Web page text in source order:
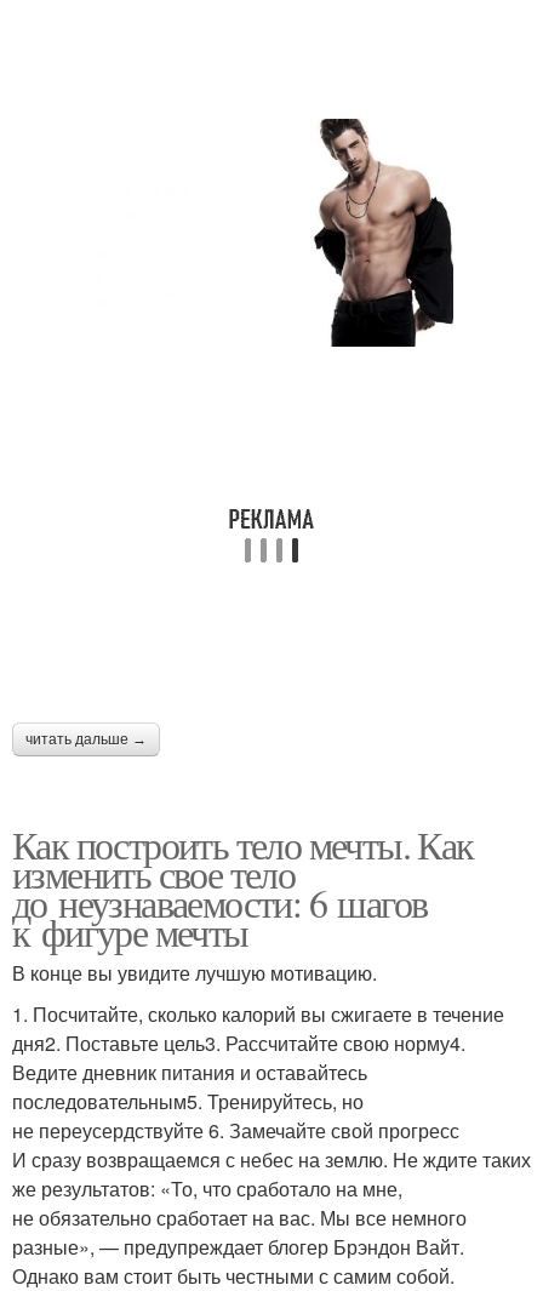
читать дальше →
Как построить тело мечты. Как
изменить свое тело
до неузнаваемости: 6 шагов
к фигуре мечты
В конце вы увидите лучшую мотивацию.
1. Посчитайте, сколько калорий вы сжигаете в течение
дня2. Поставьте цель3. Рассчитайте свою норму4.
Ведите дневник питания и оставайтесь
последовательным5. Тренируйтесь, но
не переусердствуйте 6. Замечайте свой прогресс
И сразу возвращаемся с небес на землю. Не ждите таких
же результатов: «То, что сработало на мне,
не обязательно сработает на вас. Мы все немного
разные», — предупреждает блогер Брэндон Вайт.
Однако вам стоит быть честными с самим собой.